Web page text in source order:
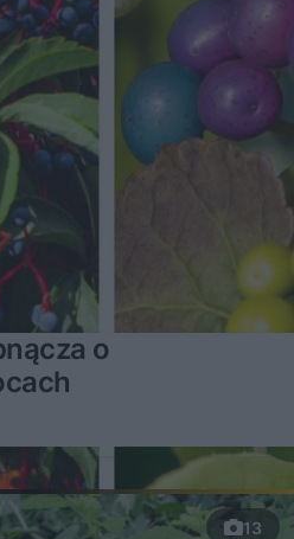
o
13